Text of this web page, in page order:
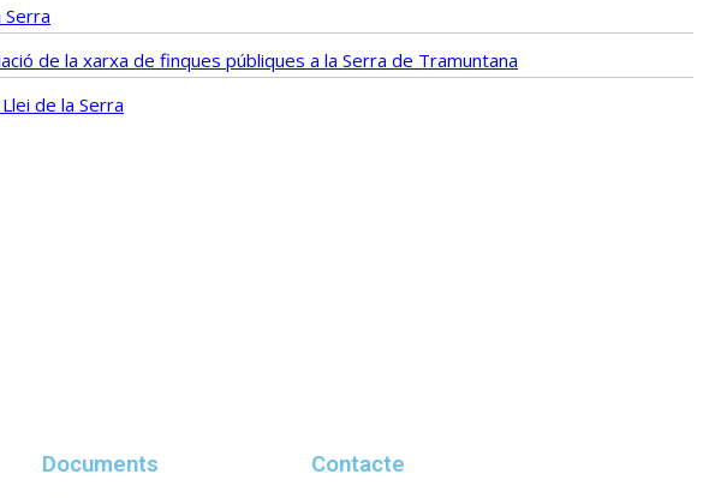
de la xarxa de finques públiques a la Serra de Tramuntana
de la Serra
Documents Contacte